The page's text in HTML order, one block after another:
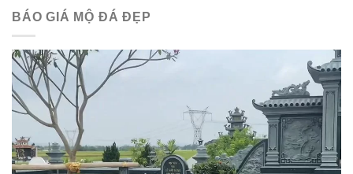
BÁO GIÁ MỘ ĐÁ ĐẸP